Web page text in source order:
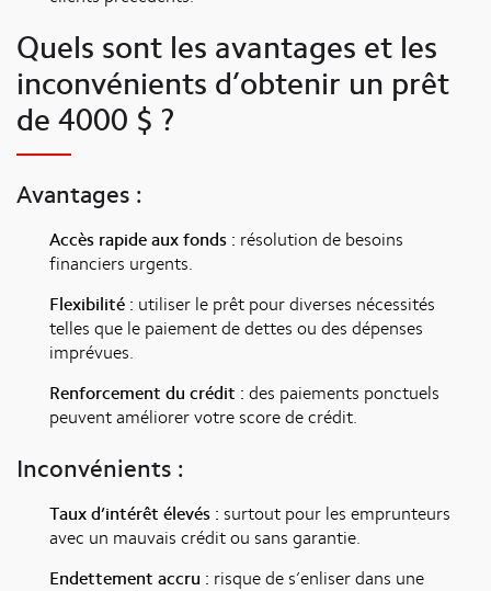
Quels sont les avantages et les
inconvénients d’obtenir un prêt
de 4000 $ ?
Avantages :
Accès rapide aux fonds : résolution de besoins
financiers urgents.
Flexibilité : utiliser le prêt pour diverses nécessités
telles que le paiement de dettes ou des dépenses
imprévues.
Renforcement du crédit : des paiements ponctuels
peuvent améliorer votre score de crédit.
Inconvénients :
Taux d’intérêt élevés : surtout pour les emprunteurs
avec un mauvais crédit ou sans garantie.
Endettement accru : risque de s’enliser dans une